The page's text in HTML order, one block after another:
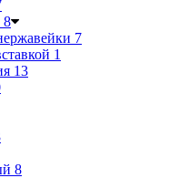
8
7
1
13
8